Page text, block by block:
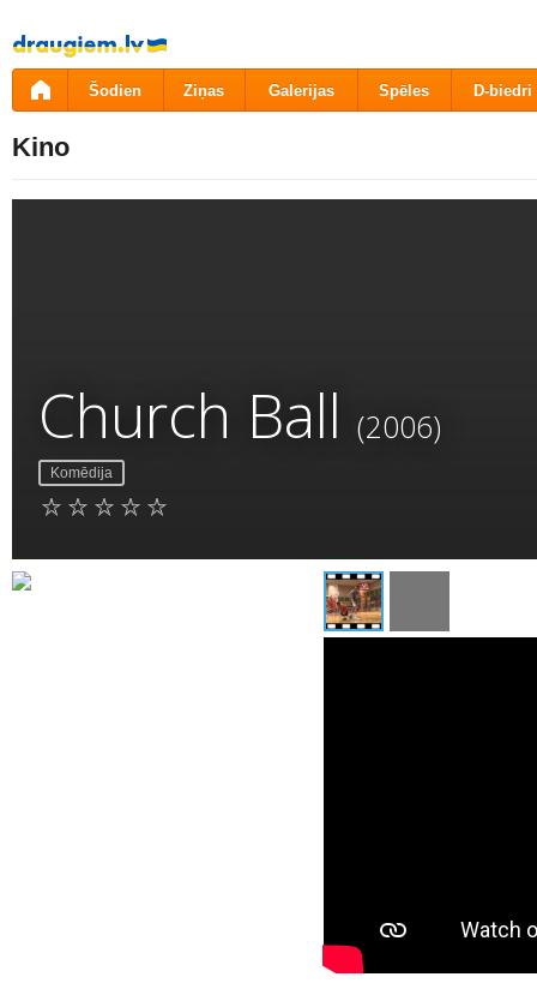
Pāriet
uz
saturu
Šodien Ziņas Galerijas Spēles D-biedri
Kino
Church Ball (2006)
Komēdija